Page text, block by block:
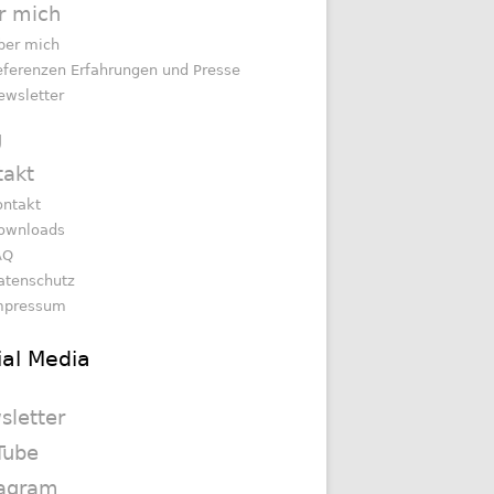
mich
mich
Erfahrungen und Presse
Media